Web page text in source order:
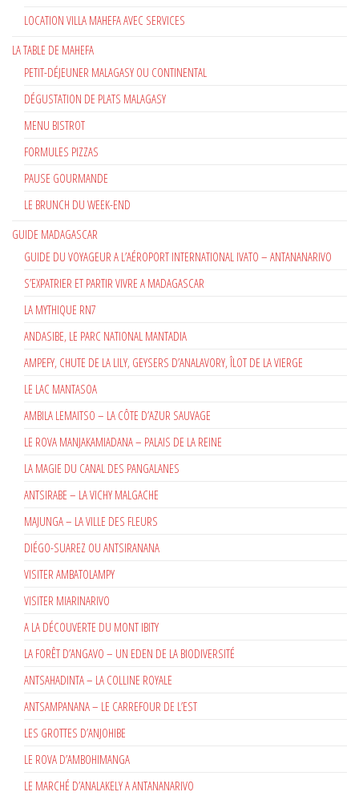
LOCATION VILLA MAHEFA AVEC SERVICES
LA TABLE DE MAHEFA
PETIT-DÉJEUNER MALAGASY OU CONTINENTAL
DÉGUSTATION DE PLATS MALAGASY
MENU BISTROT
FORMULES PIZZAS
PAUSE GOURMANDE
LE BRUNCH DU WEEK-END
GUIDE MADAGASCAR
GUIDE DU VOYAGEUR A L’AÉROPORT INTERNATIONAL IVATO – ANTANANARIVO
S’EXPATRIER ET PARTIR VIVRE A MADAGASCAR
LA MYTHIQUE RN7
ANDASIBE, LE PARC NATIONAL MANTADIA
AMPEFY, CHUTE DE LA LILY, GEYSERS D’ANALAVORY, ÎLOT DE LA VIERGE
LE LAC MANTASOA
AMBILA LEMAITSO – LA CÔTE D’AZUR SAUVAGE
LE ROVA MANJAKAMIADANA – PALAIS DE LA REINE
LA MAGIE DU CANAL DES PANGALANES
ANTSIRABE – LA VICHY MALGACHE
MAJUNGA – LA VILLE DES FLEURS
DIÉGO-SUAREZ OU ANTSIRANANA
VISITER AMBATOLAMPY
VISITER MIARINARIVO
A LA DÉCOUVERTE DU MONT IBITY
LA FORÊT D’ANGAVO – UN EDEN DE LA BIODIVERSITÉ
ANTSAHADINTA – LA COLLINE ROYALE
ANTSAMPANANA – LE CARREFOUR DE L’EST
LES GROTTES D’ANJOHIBE
LE ROVA D’AMBOHIMANGA
LE MARCHÉ D’ANALAKELY A ANTANANARIVO